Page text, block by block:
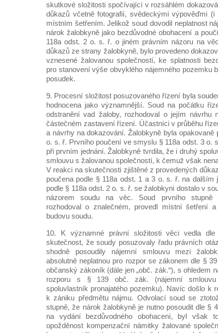
skutkové složitosti spočívající v rozsáhlém
důkazů včetně fotografií, svědeckými výpověďmi
místním šetřením. Jelikož soud dovodil neplatnost
nárok žalobkyně jako bezdůvodné obohacení a
118a odst. 2 o. s. ř. o jiném právním názoru na
důkazů ze strany žalobkyně, bylo provedeno
vznesené žalovanou společností, ke splatnosti
pro stanovení výše obvyklého nájemného pozemku
posudek.
9. Procesní složitost posuzovaného řízení byla
hodnocena jako významnější. Soud na počátku
odstranění vad žaloby, rozhodoval o jejím návrhu
částečném zastavení řízení. Účastníci v průběhu
a návrhy na dokazování. Žalobkyně byla opakovaně
o. s. ř. Prvního poučení ve smyslu § 118a odst. 3 o.
při prvním jednání. Žalobkyně tvrdila, že i druhý
smlouvu s žalovanou společností, k čemuž však
V reakci na skutečnosti zjištěné z provedených
poučena podle § 118a odst. 1 a 3 o. s. ř. na dalším
podle § 118a odst. 2 o. s. ř. se žalobkyni dostalo v
názorem soudu na věc. Soud prvního stupně
rozhodoval o znalečném, provedl místní šetření
budovu soudu.
10. K významné právní složitosti věci vedla dle
skutečnost, že soudy posuzovaly řadu právních
shodně posoudily nájemní smlouvu mezi
absolutně neplatnou pro rozpor se zákonem dle §
občanský zákoník (dále jen „obč. zák.“), s ohledem
rozporu s § 139 obč. zák. (nájemní smlouvu
spoluvlastník pronajatého pozemku). Navíc došlo k
k zániku předmětu nájmu. Odvolací soud se
stupně, že nárok žalobkyně je nutno posoudit dle §
na vydání bezdůvodného obohacení, byl však
opožděnost kompenzační námitky žalované